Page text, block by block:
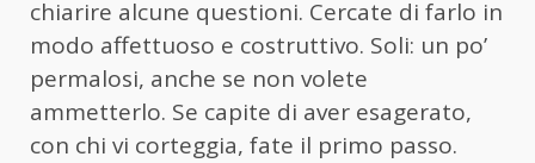
chiarire alcune questioni. Cercate di farlo in
modo affettuoso e costruttivo. Soli: un po’
permalosi, anche se non volete
ammetterlo. Se capite di aver esagerato,
con chi vi corteggia, fate il primo passo.